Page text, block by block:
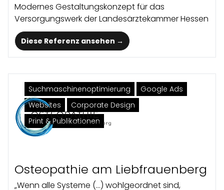
Modernes Gestaltungskonzept für das
Versorgungswerk der Landesärztekammer Hessen
Diese Referenz ansehen →
Suchmaschinenoptimierung
Google Ads
Websites
Corporate Design
Print & Publikationen
Osteopathie am Liebfrauenberg
„Wenn alle Systeme (…) wohlgeordnet sind,